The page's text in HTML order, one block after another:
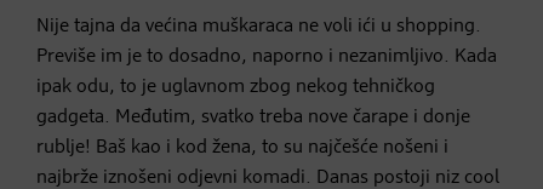
Nije tajna da većina muškaraca ne voli ići u shopping.
Previše im je to dosadno, naporno i nezanimljivo. Kada
ipak odu, to je uglavnom zbog nekog tehničkog
gadgeta. Međutim, svatko treba nove čarape i donje
rublje! Baš kao i kod žena, to su najčešće nošeni i
najbrže iznošeni odjevni komadi. Danas postoji niz cool